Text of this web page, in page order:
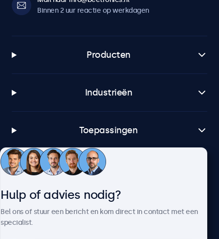
Binnen 2 uur reactie op werkdagen
Producten
Industrieën
Toepassingen
Klantenservice
Hulp of advies nodig?
Bel ons of stuur een bericht en kom direct in contact met een
specialist.